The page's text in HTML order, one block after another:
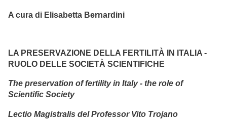
A cura di Elisabetta Bernardini
LA PRESERVAZIONE DELLA FERTILITÀ IN ITALIA -
RUOLO DELLE SOCIETÀ SCIENTIFICHE
The preservation of fertility in Italy - the role of
Scientific Society
Lectio Magistralis del Professor Vito Trojano